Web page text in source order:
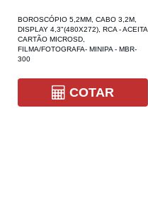
BOROSCÓPIO 5,2MM, CABO 3,2M,
DISPLAY 4,3"(480X272), RCA - ACEITA
CARTÃO MICROSD,
FILMA/FOTOGRAFA- MINIPA - MBR-
300
COTAR